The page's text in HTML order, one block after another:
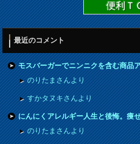
便利Ｔ
最近のコメント
モスバーガーでニンニクを含む商品
のりたまさんより
すかタヌキさんより
にんにくアレルギー人生と後悔。痩
のりたまさんより